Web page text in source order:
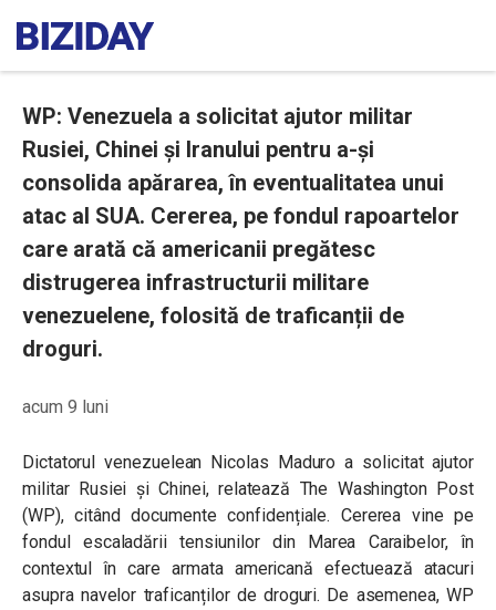
WP: Venezuela a solicitat ajutor militar
Rusiei, Chinei și Iranului pentru a-și
consolida apărarea, în eventualitatea unui
atac al SUA. Cererea, pe fondul rapoartelor
care arată că americanii pregătesc
distrugerea infrastructurii militare
venezuelene, folosită de traficanții de
droguri.
acum 9 luni
Dictatorul venezuelean Nicolas Maduro a solicitat ajutor
militar Rusiei și Chinei, relatează The Washington Post
(WP), citând documente confidențiale. Cererea vine pe
fondul escaladării tensiunilor din Marea Caraibelor, în
contextul în care armata americană efectuează atacuri
asupra navelor traficanților de droguri. De asemenea, WP